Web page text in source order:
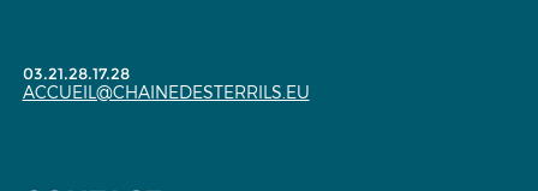
03.21.28.17.28
ACCUEIL@CHAINEDESTERRILS.EU